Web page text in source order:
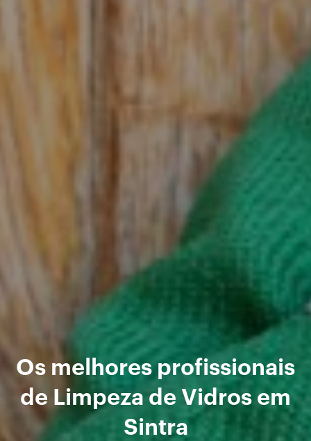
Os melhores profissionais
de Limpeza de Vidros em
Sintra